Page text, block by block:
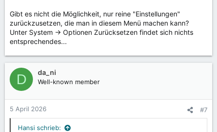
Gibt es nicht die Möglichkeit, nur reine "Einstellungen"
zurückzusetzen, die man in diesem Menü machen kann?
Unter System -> Optionen Zurücksetzen findet sich nichts
entsprechendes...
D da_ni
Well-known member
5 April 2026 #7
Hansi schrieb: